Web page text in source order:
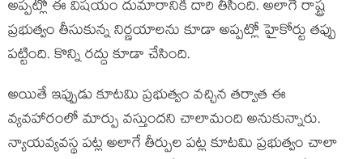
అప్పట్లో ఈ విషయం దుమారానికి దారి తీసింది. అలాగే రాష్ట్ర
ప్రభుత్వం తీసుకున్న నిర్ణయాలను కూడా అప్పట్లో హైకోర్టు తప్పు
పట్టింది. కొన్ని రద్దు కూడా చేసింది.
అయితే ఇప్పుడు కూటమి ప్రభుత్వం వచ్చిన తర్వాత ఈ
వ్యవహారంలో మార్పు వస్తుందని చాలామంది అనుకున్నారు.
న్యాయవ్యవస్థ పట్ల అలాగే తీర్పుల‌ పట్ల కూటమి ప్రభుత్వం చాలా